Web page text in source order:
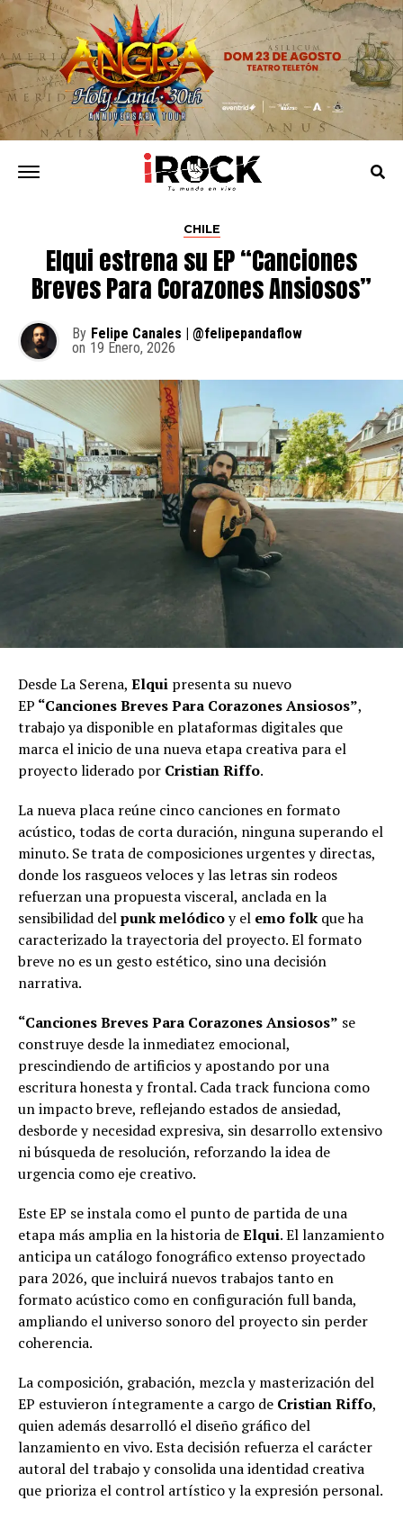
CHILE
Elqui estrena su EP “Canciones
Breves Para Corazones Ansiosos”
By Felipe Canales | @felipepandaflow
on 19 Enero, 2026
Desde La Serena, Elqui presenta su nuevo
EP “Canciones Breves Para Corazones Ansiosos”,
trabajo ya disponible en plataformas digitales que
marca el inicio de una nueva etapa creativa para el
proyecto liderado por Cristian Riffo.
La nueva placa reúne cinco canciones en formato
acústico, todas de corta duración, ninguna superando el
minuto. Se trata de composiciones urgentes y directas,
donde los rasgueos veloces y las letras sin rodeos
refuerzan una propuesta visceral, anclada en la
sensibilidad delpunk melódicoy el emo folk que ha
caracterizado la trayectoria del proyecto. El formato
breve no es un gesto estético, sino una decisión
narrativa.
“Canciones Breves Para Corazones Ansiosos” se
construye desde la inmediatez emocional,
prescindiendo de artificios y apostando por una
escritura honesta y frontal. Cada track funciona como
un impacto breve, reflejando estados de ansiedad,
desborde y necesidad expresiva, sin desarrollo extensivo
ni búsqueda de resolución, reforzando la idea de
urgencia como eje creativo.
Este EP se instala como el punto de partida de una
etapa más amplia en la historia deElqui. El lanzamiento
anticipa un catálogo fonográfico extenso proyectado
para 2026, que incluirá nuevos trabajos tanto en
formato acústico como en configuración full banda,
ampliando el universo sonoro del proyecto sin perder
coherencia.
La composición, grabación, mezcla y masterización del
EP estuvieron íntegramente a cargo de Cristian Riffo,
quien además desarrolló el diseño gráfico del
lanzamiento en vivo. Esta decisión refuerza el carácter
autoral del trabajo y consolida una identidad creativa
que prioriza el control artístico y la expresión personal.